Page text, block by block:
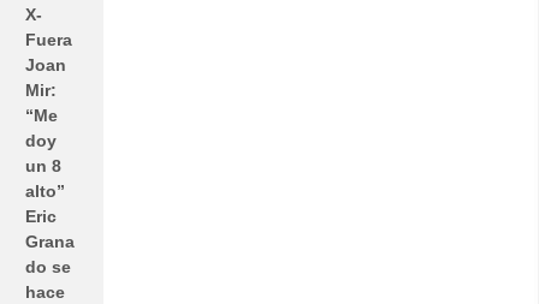
X-
Fuera
Joan
Mir:
“Me
doy
un 8
alto”
Eric
Grana
do se
hace